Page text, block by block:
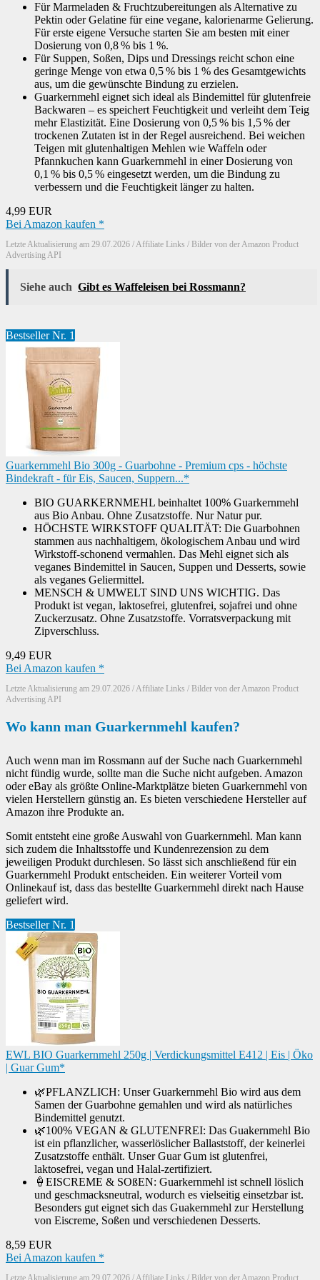
Für Marmeladen & Fruchtzubereitungen als Alternative zu
Pektin oder Gelatine für eine vegane, kalorienarme Gelierung.
Für erste eigene Versuche starten Sie am besten mit einer
Dosierung von 0,8 % bis 1 %.
Für Suppen, Soßen, Dips und Dressings reicht schon eine
geringe Menge von etwa 0,5 % bis 1 % des Gesamtgewichts
aus, um die gewünschte Bindung zu erzielen.
Guarkernmehl eignet sich ideal als Bindemittel für glutenfreie
Backwaren – es speichert Feuchtigkeit und verleiht dem Teig
mehr Elastizität. Eine Dosierung von 0,5 % bis 1,5 % der
trockenen Zutaten ist in der Regel ausreichend. Bei weichen
Teigen mit glutenhaltigen Mehlen wie Waffeln oder
Pfannkuchen kann Guarkernmehl in einer Dosierung von
0,1 % bis 0,5 % eingesetzt werden, um die Bindung zu
verbessern und die Feuchtigkeit länger zu halten.
4,99 EUR
Bei Amazon kaufen *
Letzte Aktualisierung am 29.07.2026 / Affiliate Links / Bilder von der Amazon Product
Advertising API
Siehe auch Gibt es Waffeleisen bei Rossmann?
Bestseller Nr. 1
Guarkernmehl Bio 300g - Guarbohne - Premium cps - höchste
Bindekraft - für Eis, Saucen, Suppern...*
BIO GUARKERNMEHL beinhaltet 100% Guarkernmehl
aus Bio Anbau. Ohne Zusatzstoffe. Nur Natur pur.
HÖCHSTE WIRKSTOFF QUALITÄT: Die Guarbohnen
stammen aus nachhaltigem, ökologischem Anbau und wird
Wirkstoff-schonend vermahlen. Das Mehl eignet sich als
veganes Bindemittel in Saucen, Suppen und Desserts, sowie
als veganes Geliermittel.
MENSCH & UMWELT SIND UNS WICHTIG. Das
Produkt ist vegan, laktosefrei, glutenfrei, sojafrei und ohne
Zuckerzusatz. Ohne Zusatzstoffe. Vorratsverpackung mit
Zipverschluss.
9,49 EUR
Bei Amazon kaufen *
Letzte Aktualisierung am 29.07.2026 / Affiliate Links / Bilder von der Amazon Product
Advertising API
Wo kann man Guarkernmehl kaufen?
Auch wenn man im Rossmann auf der Suche nach Guarkernmehl
nicht fündig wurde, sollte man die Suche nicht aufgeben. Amazon
oder eBay als größte Online-Marktplätze bieten Guarkernmehl von
vielen Herstellern günstig an. Es bieten verschiedene Hersteller auf
Amazon ihre Produkte an.
Somit entsteht eine große Auswahl von Guarkernmehl. Man kann
sich zudem die Inhaltsstoffe und Kundenrezension zu dem
jeweiligen Produkt durchlesen. So lässt sich anschließend für ein
Guarkernmehl Produkt entscheiden. Ein weiterer Vorteil vom
Onlinekauf ist, dass das bestellte Guarkernmehl direkt nach Hause
geliefert wird.
Bestseller Nr. 1
EWL BIO Guarkernmehl 250g | Verdickungsmittel E412 | Eis | Öko
| Guar Gum*
🌿PFLANZLICH: Unser Guarkernmehl Bio wird aus dem
Samen der Guarbohne gemahlen und wird als natürliches
Bindemittel genutzt.
🌿100% VEGAN & GLUTENFREI: Das Guakernmehl Bio
ist ein pflanzlicher, wasserlöslicher Ballaststoff, der keinerlei
Zusatzstoffe enthält. Unser Guar Gum ist glutenfrei,
laktosefrei, vegan und Halal-zertifiziert.
🍦EISCREME & SOßEN: Guarkernmehl ist schnell löslich
und geschmacksneutral, wodurch es vielseitig einsetzbar ist.
Besonders gut eignet sich das Guakernmehl zur Herstellung
von Eiscreme, Soßen und verschiedenen Desserts.
8,59 EUR
Bei Amazon kaufen *
Letzte Aktualisierung am 29.07.2026 / Affiliate Links / Bilder von der Amazon Product